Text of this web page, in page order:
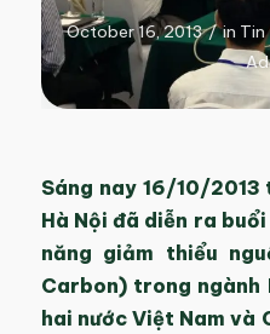
October 16, 2013 / in Tin
Sáng nay 16/10/2013
Hà Nội đã diễn ra
năng giảm thiểu
Carbon) trong ngành
hai nước Việt Nam và